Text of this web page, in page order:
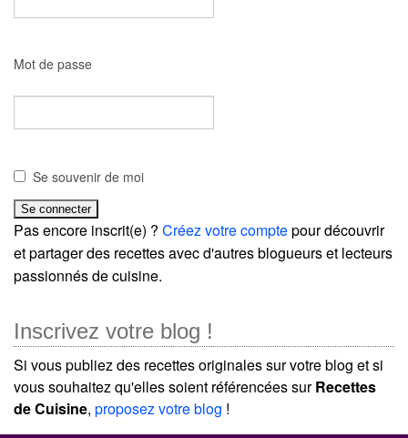
Mot de passe
Se souvenir de moi
Pas encore inscrit(e) ? Créez votre comptepour découvrir
et partager des recettes avec d'autres blogueurs et lecteurs
passionnés de cuisine.
Inscrivez votre blog !
Si vous publiez des recettes originales sur votre blog et si
vous souhaitez qu'elles soient référencées surRecettes
de Cuisine, proposez votre blog !